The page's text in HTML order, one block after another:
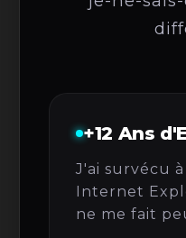
+12 Ans
J'ai survécu
Internet
ne me fait